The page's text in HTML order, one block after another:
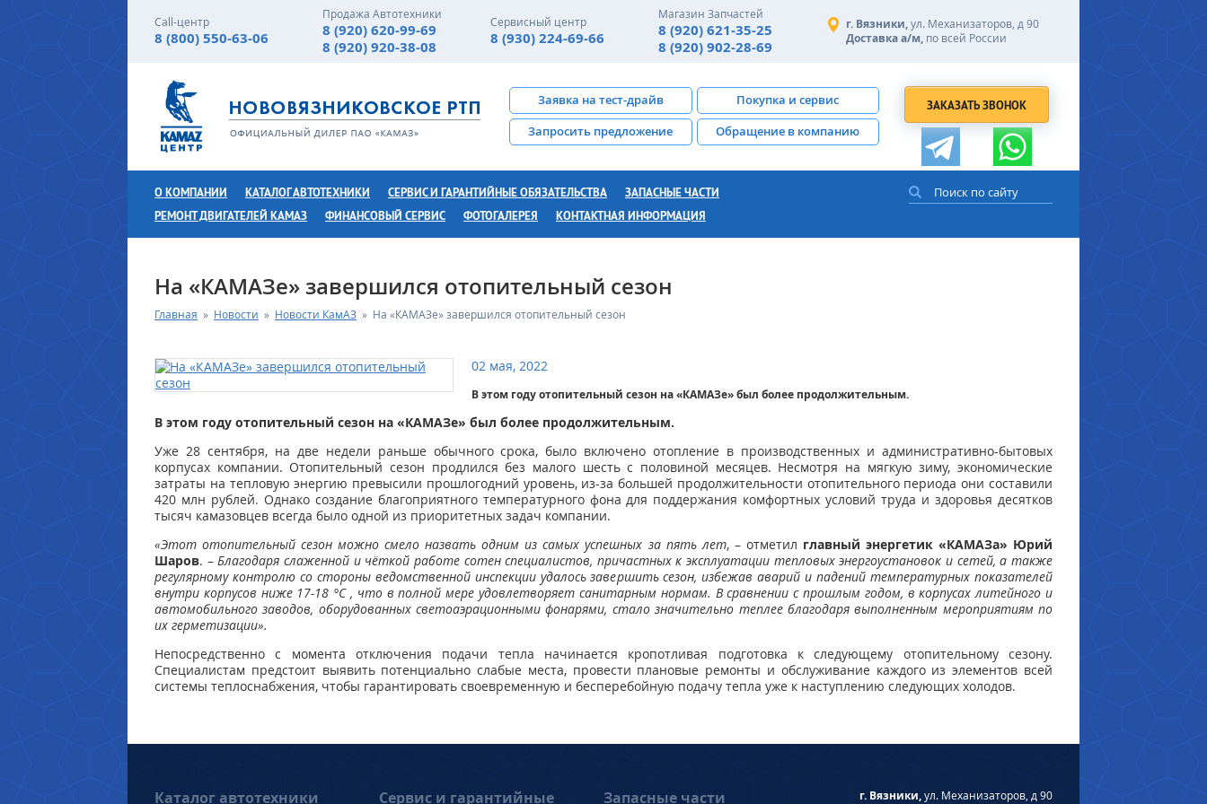
Call-центр
8 (800) 550-63-06
Продажа Автотехники
8 (920) 620-99-69
8 (920) 920-38-08
Сервисный центр
8 (930) 224-69-66
Магазин Запчастей
8 (920) 621-35-25
8 (920) 902-28-69
г. Вязники,ул. Механизаторов, д 90
Доставка а/м, по всей России
ЗАКАЗАТЬ ЗВОНОК
Заявка на тест-драйв
Покупка и сервис
Запросить предложение
Обращение в компанию
О КОМПАНИИ КАТАЛОГ АВТОТЕХНИКИ СЕРВИС И ГАРАНТИЙНЫЕ ОБЯЗАТЕЛЬСТВА
ЗАПАСНЫЕ ЧАСТИ
РЕМОНТ ДВИГАТЕЛЕЙ КАМАЗ
ФИНАНСОВЫЙ СЕРВИС ФОТОГАЛЕРЕЯ КОНТАКТНАЯ ИНФОРМАЦИЯ
На «КАМАЗе» завершился отопительный сезон
Главная » Новости » Новости КамАЗ » На «КАМАЗе» завершился отопительный сезон
02 мая, 2022
В этом году отопительный сезон на «КАМАЗе» был более продолжительным.
В этом году отопительный сезон на «КАМАЗе» был более продолжительным.
Уже 28 сентября, на две недели раньше обычного срока, было включено отопление в производственных и административно-бытовых
корпусах компании. Отопительный сезон продлился без малого шесть с половиной месяцев. Несмотря на мягкую зиму, экономические
затраты на тепловую энергию превысили прошлогодний уровень, из-за большей продолжительности отопительного периода они составили
420 млн рублей. Однако создание благоприятного температурного фона для поддержания комфортных условий труда и здоровья десятков
тысяч камазовцев всегда было одной из приоритетных задач компании.
«Этот отопительный сезон можно смело назвать одним из самых успешных за пять лет, – отметил главный энергетик «КАМАЗа» Юрий
Шаров. –Благодаря слаженной и чёткой работе сотен специалистов, причастных к эксплуатации тепловых энергоустановок и сетей, а также
регулярному контролю со стороны ведомственной инспекции удалось завершить сезон, избежав аварий и падений температурных показателей
внутри корпусов ниже 17-18 °C , что в полной мере удовлетворяет санитарным нормам. В сравнении с прошлым годом, в корпусах литейного и
автомобильного заводов, оборудованных светоаэрационными фонарями, стало значительно теплее благодаря выполненным мероприятиям по
их герметизации».
Непосредственно с момента отключения подачи тепла начинается кропотливая подготовка к следующему отопительному сезону.
Специалистам предстоит выявить потенциально слабые места, провести плановые ремонты и обслуживание каждого из элементов всей
системы теплоснабжения, чтобы гарантировать своевременную и бесперебойную подачу тепла уже к наступлению следующих холодов.
Каталог автотехники Сервис и гарантийные Запасные части г. Вязники,ул. Механизаторов, д 90